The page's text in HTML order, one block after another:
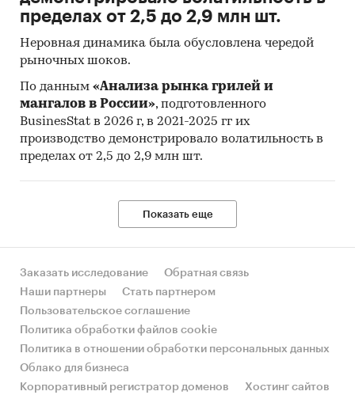
пределах от 2,5 до 2,9 млн шт.
Неровная динамика была обусловлена чередой
рыночных шоков.
По данным «Анализа рынка грилей и
мангалов в России», подготовленного
BusinesStat в 2026 г, в 2021-2025 гг их
производство демонстрировало волатильность в
пределах от 2,5 до 2,9 млн шт.
Показать еще
Заказать исследование
Обратная связь
Наши партнеры
Стать партнером
Пользовательское соглашение
Политика обработки файлов cookie
Политика в отношении обработки персональных данных
Облако для бизнеса
Корпоративный регистратор доменов
Хостинг сайтов